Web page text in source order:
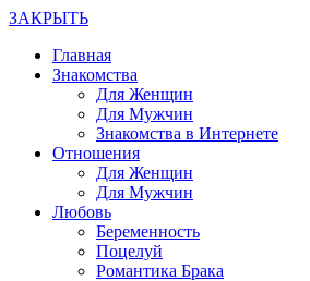
ЗАКРЫТЬ
Главная
Знакомства
Для Женщин
Для Мужчин
Знакомства в Интернете
Отношения
Для Женщин
Для Мужчин
Любовь
Беременность
Поцелуй
Романтика Брака